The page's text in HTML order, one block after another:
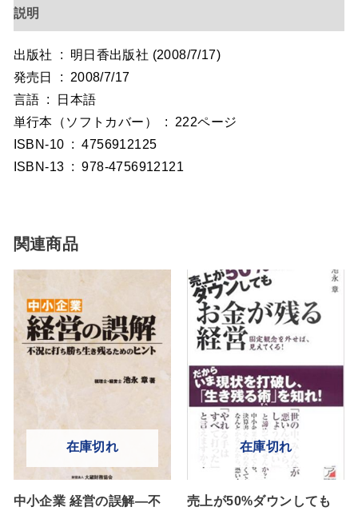
説明
出版社 ‏ : ‎ 明日香出版社 (2008/7/17)
発売日 ‏ : ‎ 2008/7/17
言語 ‏ : ‎ 日本語
単行本（ソフトカバー） ‏ : ‎ 222ページ
ISBN-10 ‏ : ‎ 4756912125
ISBN-13 ‏ : ‎ 978-4756912121
関連商品
在庫切れ
中小企業 経営の誤解―不
在庫切れ
売上が50%ダウンしても